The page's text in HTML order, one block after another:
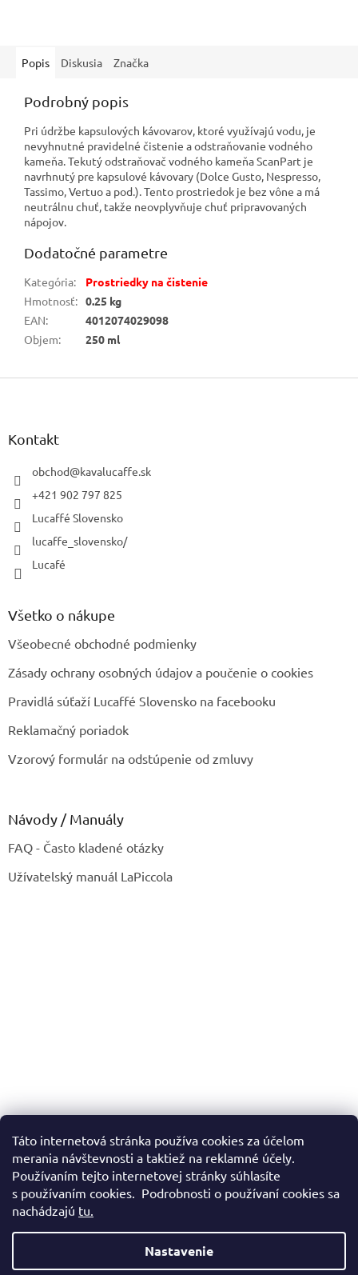
Táto internetová stránka používa cookies za účelom
merania návštevnosti a taktiež na reklamné účely.
Používaním tejto internetovej stránky súhlasíte
s používaním cookies. Podrobnosti o používaní cookies sa
nachádzajú tu.
Nastavenie
Popis Diskusia Značka
Podrobný popis
Pri údržbe kapsulových kávovarov, ktoré využívajú vodu, je
nevyhnutné pravidelné čistenie a odstraňovanie vodného
kameňa. Tekutý odstraňovač vodného kameňa ScanPart je
navrhnutý pre kapsulové kávovary (Dolce Gusto, Nespresso,
Tassimo, Vertuo a pod.).Tento prostriedok je bez vône a má
neutrálnu chuť, takže neovplyvňuje chuť pripravovaných
nápojov.
Dodatočné parametre
Kategória:
Prostriedky na čistenie
Hmotnosť: 0.25 kg
EAN:
4012074029098
Objem: 250 ml
Z
Kontakt
obchod@kavalucaffe.sk
+421 902 797 825
Lucaffé Slovensko
lucaffe_slovensko/
Lucafé
Všetko o nákupe
Všeobecné obchodné podmienky
Zásady ochrany osobných údajov a poučenie o cookies
Pravidlá súťaží Lucaffé Slovensko na facebooku
Reklamačný poriadok
Vzorový formulár na odstúpenie od zmluvy
Návody / Manuály
FAQ - Často kladené otázky
Užívatelský manuál LaPiccola
Vytvoril Shoptet